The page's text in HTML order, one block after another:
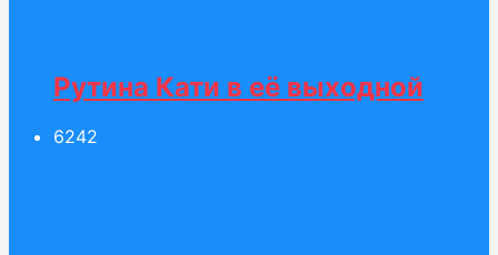
Рутина Кати в её выходной
6242